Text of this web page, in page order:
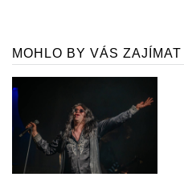
MOHLO BY VÁS ZAJÍMAT